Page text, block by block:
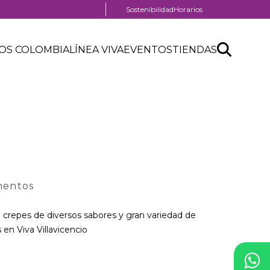
Menú
SostenibilidadHorarios
COLOMBIALÍNEA VIVAEVENTOSTIENDASSearch
Buscar
de diversos sabores y gran variedad de
Viva Villavicencio